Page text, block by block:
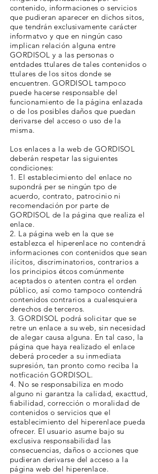
contenido, informaciones o servicios
que pudieran aparecer en dichos sitos,
que tendrán exclusivamente carácter
informatvo y que en ningún caso
implican relación alguna entre
GORDISOL y a las personas o
entdades ttulares de tales contenidos o
ttulares de los sitos donde se
encuentren. GORDISOL tampoco
puede hacerse responsable del
funcionamiento de la página enlazada
o de los posibles daños que puedan
derivarse del acceso o uso de la
misma.
Los enlaces a la web de GORDISOL
deberán respetar las siguientes
condiciones:
1. El establecimiento del enlace no
supondrá per se ningún tpo de
acuerdo, contrato, patrocinio ni
recomendación por parte de
GORDISOL de la página que realiza el
enlace.
2. La página web en la que se
establezca el hiperenlace no contendrá
informaciones con contenidos que sean
ilícitos, discriminatorios, contrarios a
los principios étcos comúnmente
aceptados o atenten contra el orden
público, así como tampoco contendrá
contenidos contrarios a cualesquiera
derechos de terceros.
3. GORDISOL podrá solicitar que se
retre un enlace a su web, sin necesidad
de alegar causa alguna. En tal caso, la
página que haya realizado el enlace
deberá proceder a su inmediata
supresión, tan pronto como reciba la
notficación GORDISOL.
4. No se responsabiliza en modo
alguno ni garantza la calidad, exacttud,
fiabilidad, corrección o moralidad de
contenidos o servicios que el
establecimiento del hiperenlace pueda
ofrecer. El usuario asume bajo su
exclusiva responsabilidad las
consecuencias, daños o acciones que
pudieran derivarse del acceso a la
página web del hiperenlace.